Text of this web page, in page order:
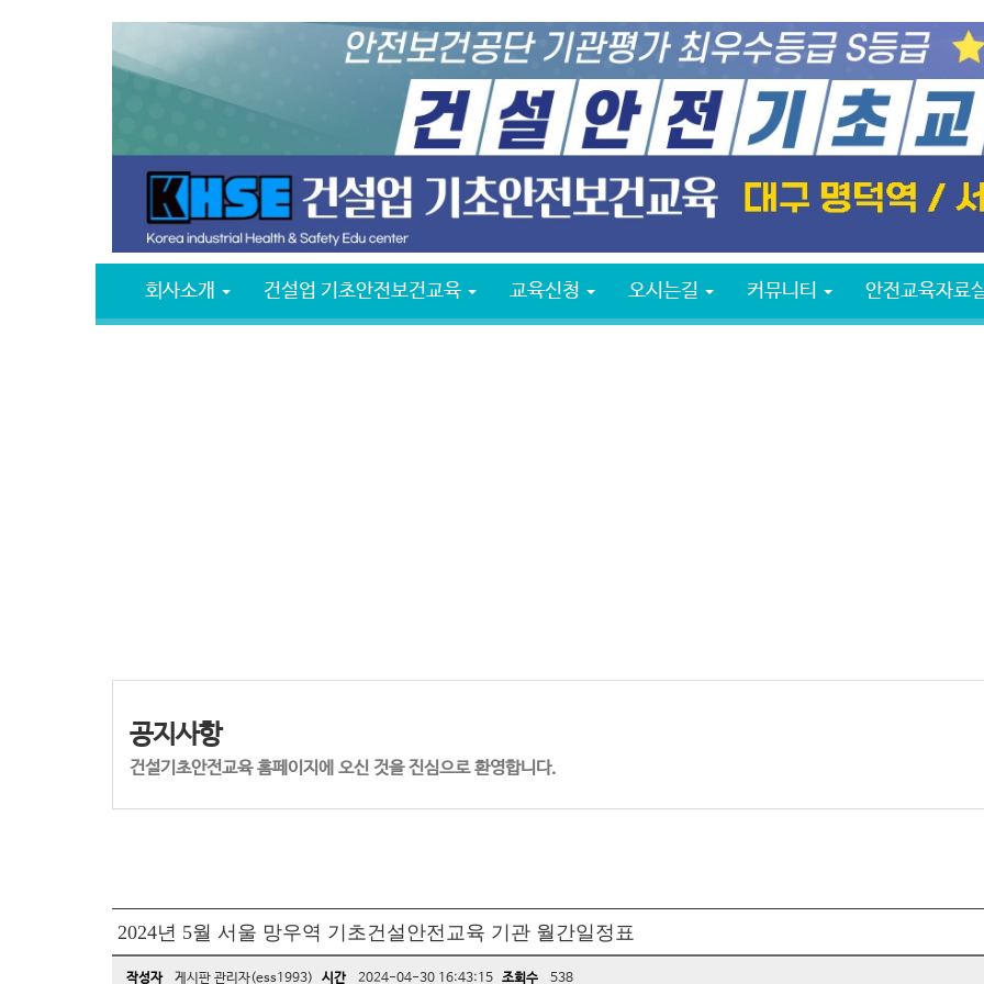
회사소개 건설업 기초안전보건교육 교육신청 오시는길 커뮤니티 안전교육자료
공지사항
건설기초안전교육 홈페이지에 오신 것을 진심으로 환영합니다.
2024년 5월 서울 망우역 기초건설안전교육 기관 월간일정표
작성자 게시판 관리자(ess1993) 시간 2024-04-30 16:43:15 조회수 538